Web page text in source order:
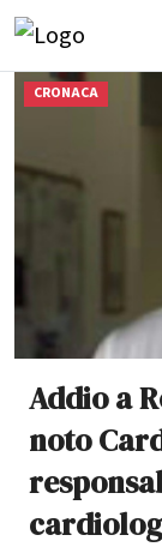
CRONACA
Addio a
noto